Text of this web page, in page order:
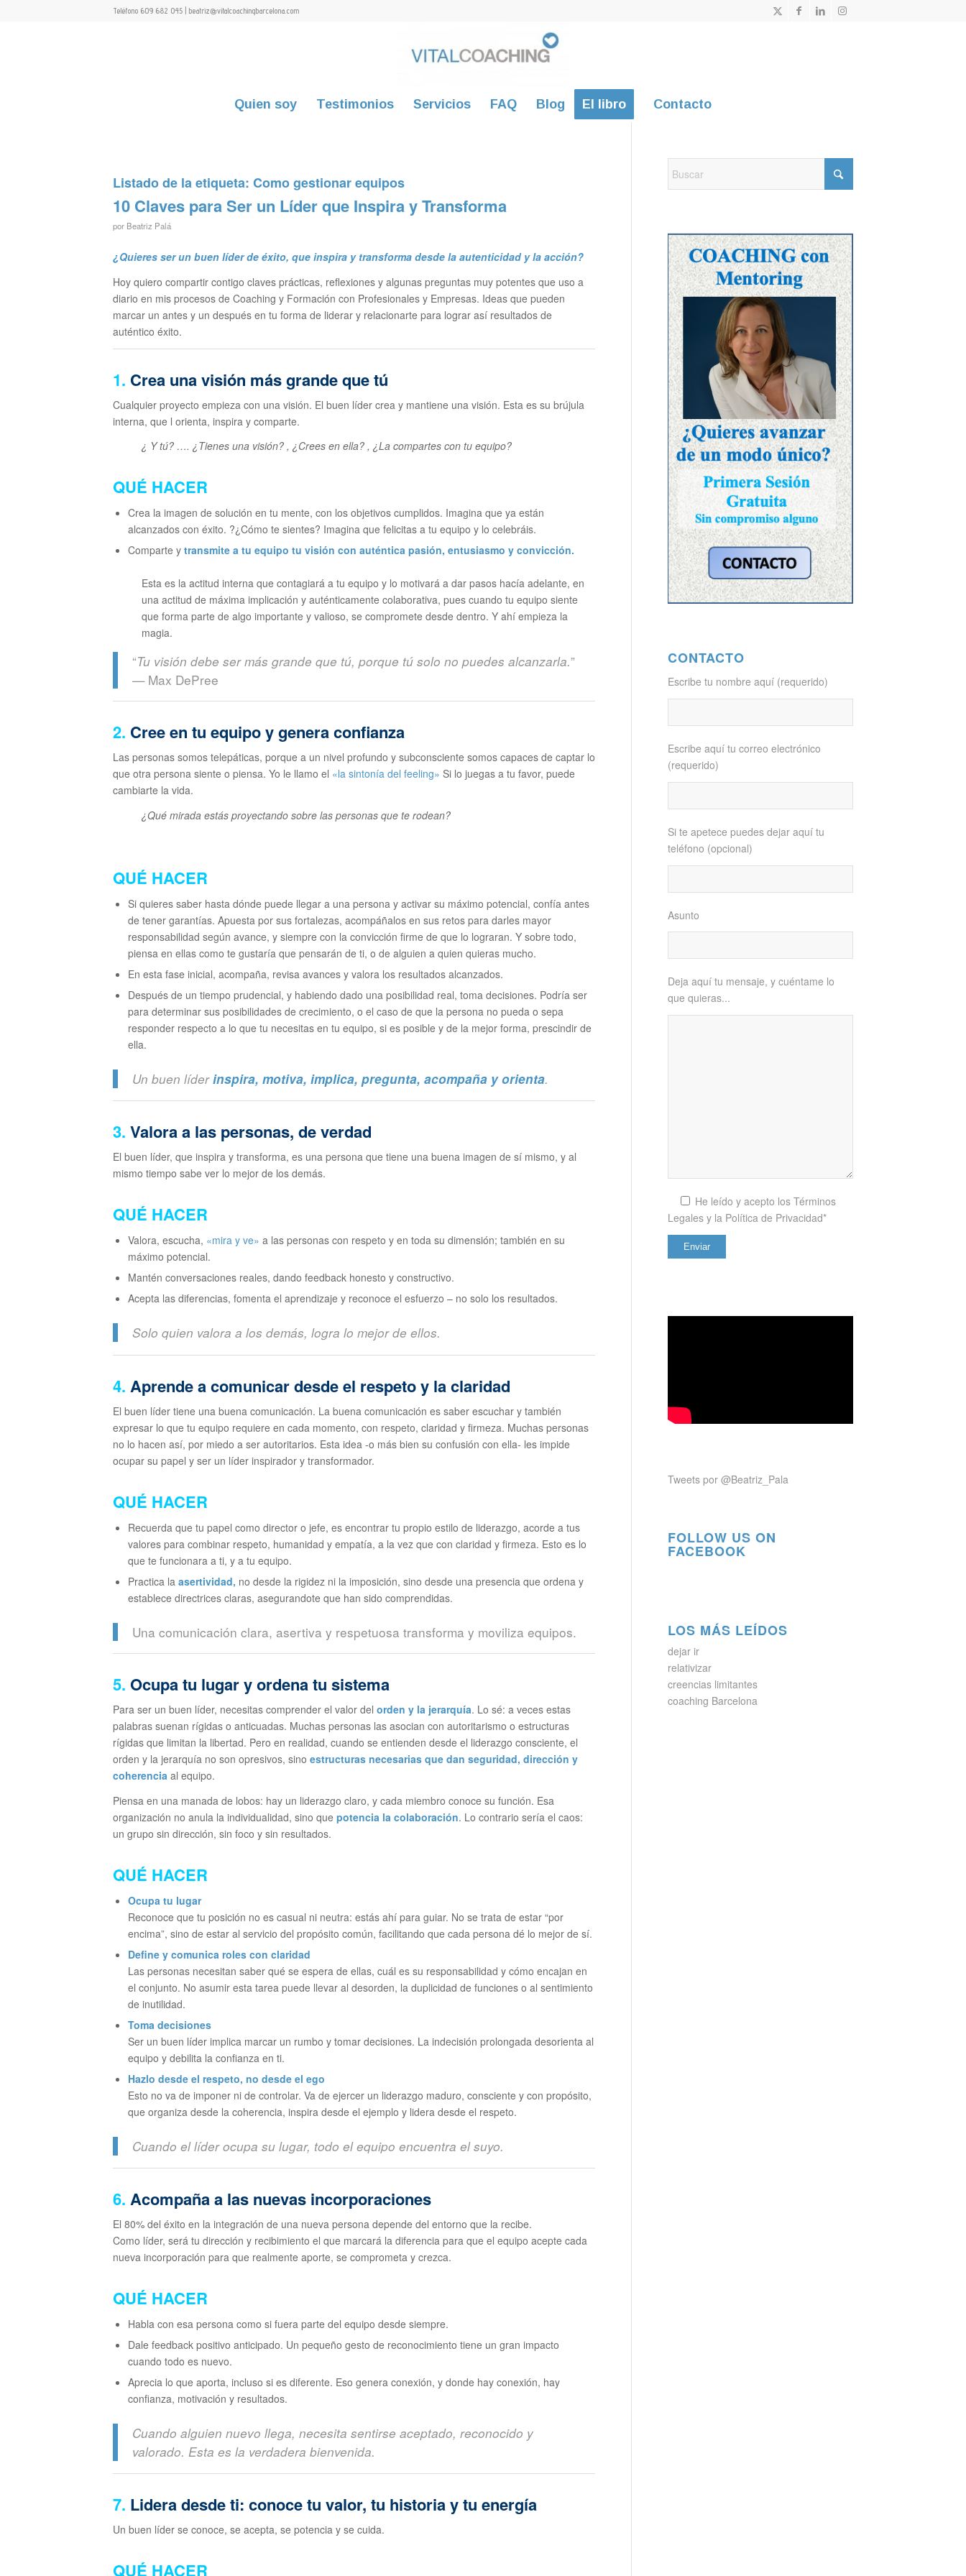
Teléfono 609 682 045 | beatriz@vitalcoachingbarcelona.com
Quien soy Testimonios Servicios FAQ Blog El libro Contacto
Listado de la etiqueta: Como gestionar equipos
10 Claves para Ser un Líder que Inspira y Transforma
por Beatriz Palá
¿Quieres ser un buen líder de éxito, que inspira y transforma desde la autenticidad y la acción?
Hoy quiero compartir contigo claves prácticas, reflexiones y algunas preguntas muy potentes que uso a
diario en mis procesos de Coaching y Formación con Profesionales y Empresas. Ideas que pueden
marcar un antes y un después en tu forma de liderar y relacionarte para lograr así resultados de
auténtico éxito.
1. Crea una visión más grande que tú
Cualquier proyecto empieza con una visión. El buen líder crea y mantiene una visión. Esta es su brújula
interna, que l orienta, inspira y comparte.
¿ Y tú? …. ¿Tienes una visión? , ¿Crees en ella? , ¿La compartes con tu equipo?
QUÉ HACER
Crea la imagen de solución en tu mente, con los objetivos cumplidos. Imagina que ya están
alcanzados con éxito. ?¿Cómo te sientes? Imagina que felicitas a tu equipo y lo celebráis.
Comparte y transmite a tu equipo tu visión con auténtica pasión, entusiasmo y convicción.
Esta es la actitud interna que contagiará a tu equipo y lo motivará a dar pasos hacía adelante, en
una actitud de máxima implicación y auténticamente colaborativa, pues cuando tu equipo siente
que forma parte de algo importante y valioso, se compromete desde dentro. Y ahí empieza la
magia.
“Tu visión debe ser más grande que tú, porque tú solo no puedes alcanzarla.”
— Max DePree
2. Cree en tu equipo y genera confianza
Las personas somos telepáticas, porque a un nivel profundo y subconsciente somos capaces de captar lo
que otra persona siente o piensa. Yo le llamo el «la sintonía del feeling» Si lo juegas a tu favor, puede
cambiarte la vida.
¿Qué mirada estás proyectando sobre las personas que te rodean?
QUÉ HACER
Si quieres saber hasta dónde puede llegar a una persona y activar su máximo potencial, confía antes
de tener garantías. Apuesta por sus fortalezas, acompáñalos en sus retos para darles mayor
responsabilidad según avance, y siempre con la convicción firme de que lo lograran. Y sobre todo,
piensa en ellas como te gustaría que pensarán de ti, o de alguien a quien quieras mucho.
En esta fase inicial, acompaña, revisa avances y valora los resultados alcanzados.
Después de un tiempo prudencial, y habiendo dado una posibilidad real, toma decisiones. Podría ser
para determinar sus posibilidades de crecimiento, o el caso de que la persona no pueda o sepa
responder respecto a lo que tu necesitas en tu equipo, si es posible y de la mejor forma, prescindir de
ella.
Un buen líderinspira, motiva, implica, pregunta, acompaña y orienta.
3. Valora a las personas, de verdad
El buen líder, que inspira y transforma, es una persona que tiene una buena imagen de sí mismo, y al
mismo tiempo sabe ver lo mejor de los demás.
QUÉ HACER
Valora, escucha, «mira y ve» a las personas con respeto y en toda su dimensión; también en su
máximo potencial.
Mantén conversaciones reales, dando feedback honesto y constructivo.
Acepta las diferencias, fomenta el aprendizaje y reconoce el esfuerzo – no solo los resultados.
Solo quien valora a los demás, logra lo mejor de ellos.
4. Aprende a comunicar desde el respeto y la claridad
El buen líder tiene una buena comunicación. La buena comunicación es saber escuchar y también
expresar lo que tu equipo requiere en cada momento, con respeto, claridad y firmeza. Muchas personas
no lo hacen así, por miedo a ser autoritarios. Esta idea -o más bien su confusión con ella- les impide
ocupar su papel y ser un líder inspirador y transformador.
QUÉ HACER
Recuerda que tu papel como director o jefe, es encontrar tu propio estilo de liderazgo, acorde a tus
valores para combinar respeto, humanidad y empatía, a la vez que con claridad y firmeza. Esto es lo
que te funcionara a ti, y a tu equipo.
Practica la asertividad, no desde la rigidez ni la imposición, sino desde una presencia que ordena y
establece directrices claras, asegurandote que han sido comprendidas.
Una comunicación clara, asertiva y respetuosa transforma y moviliza equipos.
5. Ocupa tu lugar y ordena tu sistema
Para ser un buen líder, necesitas comprender el valor del orden y la jerarquía. Lo sé: a veces estas
palabras suenan rígidas o anticuadas. Muchas personas las asocian con autoritarismo o estructuras
rígidas que limitan la libertad. Pero en realidad, cuando se entienden desde el liderazgo consciente, el
orden y la jerarquía no son opresivos, sino estructuras necesarias que dan seguridad, dirección y
coherencia al equipo.
Piensa en una manada de lobos: hay un liderazgo claro, y cada miembro conoce su función. Esa
organización no anula la individualidad, sino que potencia la colaboración. Lo contrario sería el caos:
un grupo sin dirección, sin foco y sin resultados.
QUÉ HACER
Ocupa tu lugar
Reconoce que tu posición no es casual ni neutra: estás ahí para guiar. No se trata de estar “por
encima”, sino de estar al servicio del propósito común, facilitando que cada persona dé lo mejor de sí.
Define y comunica roles con claridad
Las personas necesitan saber qué se espera de ellas, cuál es su responsabilidad y cómo encajan en
el conjunto. No asumir esta tarea puede llevar al desorden, la duplicidad de funciones o al sentimiento
de inutilidad.
Toma decisiones
Ser un buen líder implica marcar un rumbo y tomar decisiones. La indecisión prolongada desorienta al
equipo y debilita la confianza en ti.
Hazlo desde el respeto, no desde el ego
Esto no va de imponer ni de controlar. Va de ejercer un liderazgo maduro, consciente y con propósito,
que organiza desde la coherencia, inspira desde el ejemplo y lidera desde el respeto.
Cuando el líder ocupa su lugar, todo el equipo encuentra el suyo.
6. Acompaña a las nuevas incorporaciones
El 80% del éxito en la integración de una nueva persona depende del entorno que la recibe.
Como líder, será tu dirección y recibimiento el que marcará la diferencia para que el equipo acepte cada
nueva incorporación para que realmente aporte, se comprometa y crezca.
QUÉ HACER
Habla con esa persona como si fuera parte del equipo desde siempre.
Dale feedback positivo anticipado. Un pequeño gesto de reconocimiento tiene un gran impacto
cuando todo es nuevo.
Aprecia lo que aporta, incluso si es diferente. Eso genera conexión, y donde hay conexión, hay
confianza, motivación y resultados.
Cuando alguien nuevo llega, necesita sentirse aceptado, reconocido y
valorado. Esta es la verdadera bienvenida.
7. Lidera desde ti: conoce tu valor, tu historia y tu energía
Un buen líder se conoce, se acepta, se potencia y se cuida.
QUÉ HACER
CONTACTO
Escribe tu nombre aquí (requerido)
Escribe aquí tu correo electrónico
(requerido)
Si te apetece puedes dejar aquí tu
teléfono (opcional)
Asunto
Deja aquí tu mensaje, y cuéntame lo
que quieras...
He leído y acepto los Términos
Legales y la Política de Privacidad*
Tweets por @Beatriz_Pala
FOLLOW US ON
FACEBOOK
LOS MÁS LEÍDOS
dejar ir
relativizar
creencias limitantes
coaching Barcelona